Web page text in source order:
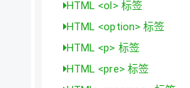
HTML <ol> 标签
HTML <option> 标签
HTML <p> 标签
HTML <pre> 标签